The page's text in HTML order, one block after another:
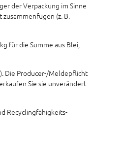
der Verpackung im Sinne
(z. B.
für die Summe aus Blei,
Die Producer-/Meldepflicht
Sie sie unverändert
Recyclingfähigkeits-